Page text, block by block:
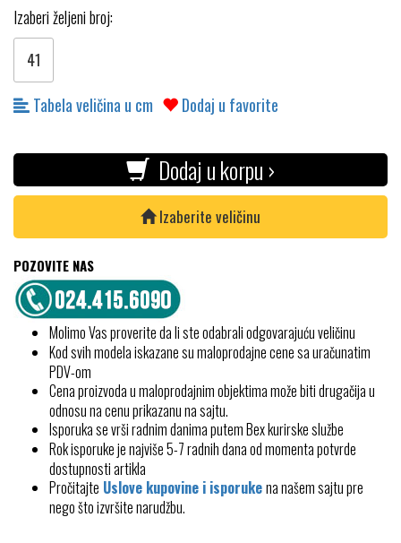
Izaberi željeni broj:
41
Tabela veličina u cm Dodaj u favorite
Dodaj u korpu ›
Izaberite veličinu
POZOVITE NAS
Molimo Vas proverite da li ste odabrali odgovarajuću veličinu
Kod svih modela iskazane su maloprodajne cene sa uračunatim
PDV-om
Cena proizvoda u maloprodajnim objektima može biti drugačija u
odnosu na cenu prikazanu na sajtu.
Isporuka se vrši radnim danima putem Bex kurirske službe
Rok isporuke je najviše 5-7 radnih dana od momenta potvrde
dostupnosti artikla
Pročitajte Uslove kupovine i isporukena našem sajtu pre
nego što izvršite narudžbu.